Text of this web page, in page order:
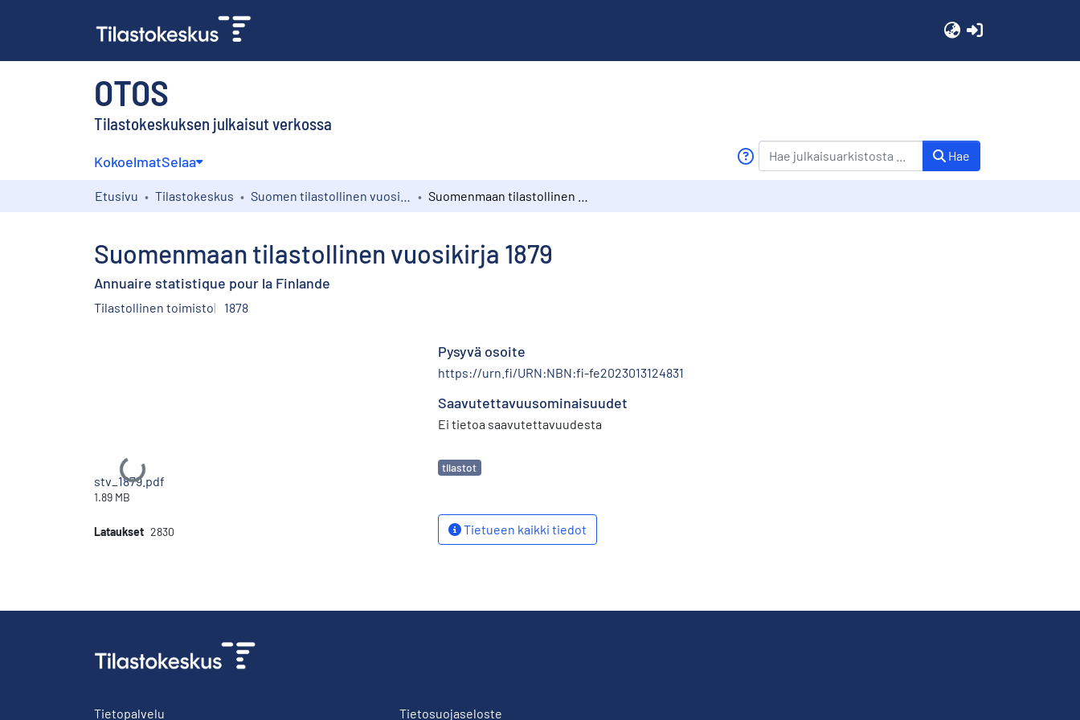
OTOS
Tilastokeskuksen julkaisut verkossa
KokoelmatSelaa Hae
Etusivu Tilastokeskus
Suomenmaan tilastollinen vuosikirja 1879
Annuaire statistique pour la Finlande
Tilastollinen toimisto 1878
Ladataan...
stv_1879.pdf
1.89 MB
Lataukset 2830
Pysyvä osoite
https://urn.fi/URN:NBN:fi-fe2023013124831
Saavutettavuusominaisuudet
Ei tietoa saavutettavuudesta
Avainsanat
tilastot
Tietueen kaikki tiedot
Tietopalvelu Tietosuojaseloste